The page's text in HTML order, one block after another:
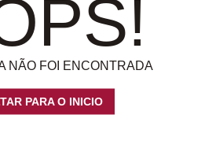
NÃO FOI ENCONTRADA
PARA O INICIO